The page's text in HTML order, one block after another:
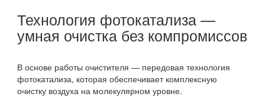
Технология фотокатализа —
умная очистка без компромиссов
В основе работы очистителя — передовая технология
фотокатализа, которая обеспечивает комплексную
очистку воздуха на молекулярном уровне.